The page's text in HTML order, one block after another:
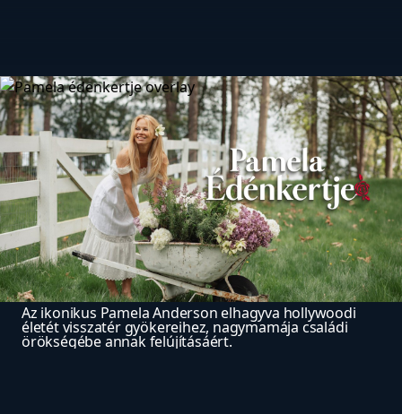
Az ikonikus Pamela Anderson elhagyva hollywoodi
életét visszatér gyökereihez, nagymamája családi
örökségébe annak felújításáért.